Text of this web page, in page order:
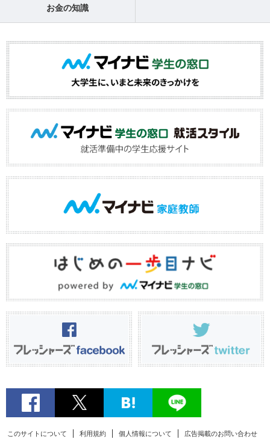
お金の知識
このサイトについて 利用規約 個人情報について 広告掲載のお問い合わせ